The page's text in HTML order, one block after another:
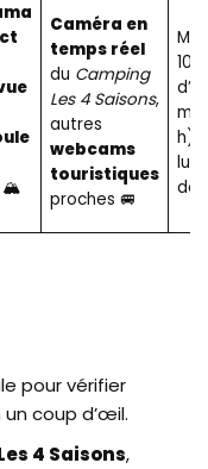
🏔️
Caméra en
temps réel
du Camping
Les 4 Saisons,
autres
webcams
touristiques
proches 🚐
10
h)
pour vérifier
un coup d’œil.
4 Saisons,